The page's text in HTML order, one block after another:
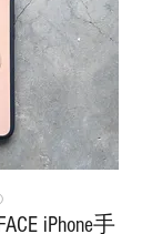
iPhone手